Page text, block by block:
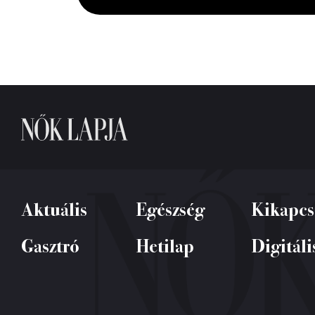
seconds
Aktuális Egészség
Kikapcs
Gasztró
Hetilap